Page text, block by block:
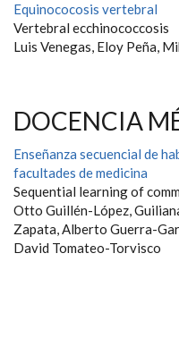
Equinococosis vertebral
Vertebral ecchinococcosis
Luis Venegas, Eloy Peña,
DOCENCIA
Enseñanza secuencial de
facultades de medicina
Sequential learning of
Otto Guillén-López,
Zapata, Alberto Guerra-
David Tomateo-Torvisco